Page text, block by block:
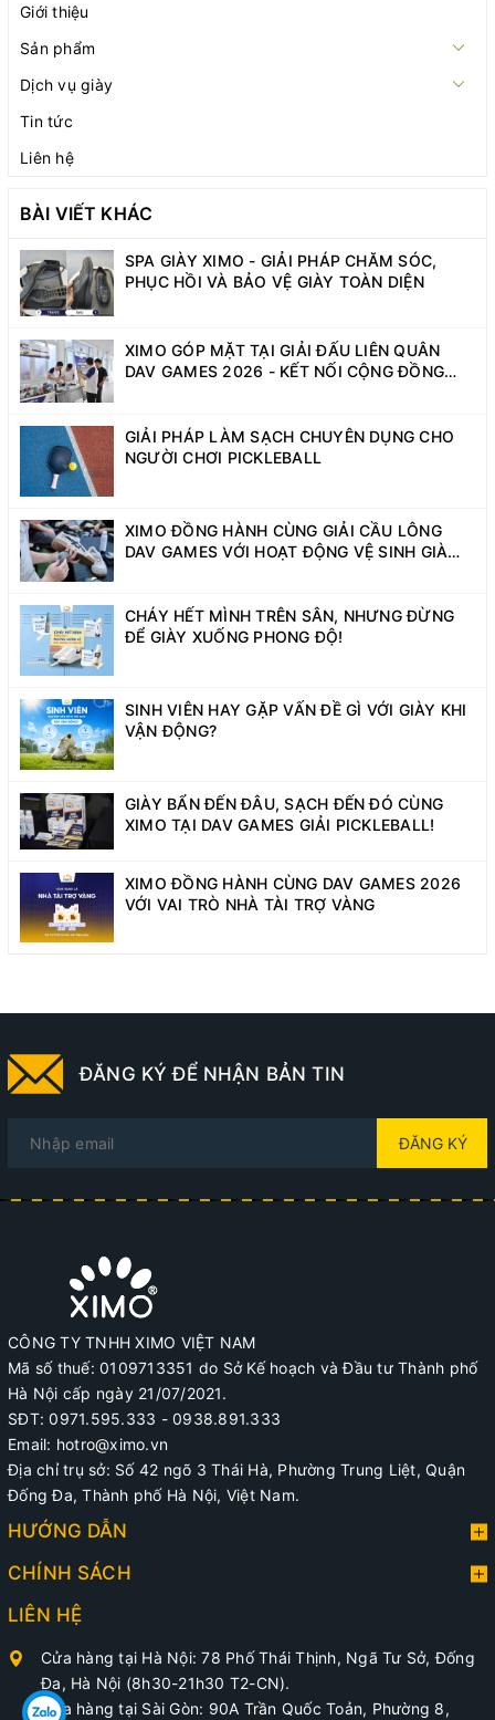
Giới thiệu
Sản phẩm
Dịch vụ giày
Tin tức
Liên hệ
BÀI VIẾT KHÁC
SPA GIÀY XIMO - GIẢI PHÁP CHĂM SÓC,
PHỤC HỒI VÀ BẢO VỆ GIÀY TOÀN DIỆN
XIMO GÓP MẶT TẠI GIẢI ĐẤU LIÊN QUÂN
DAV GAMES 2026 - KẾT NỐI CỘNG ĐỒNG
GIẢI PHÁP LÀM SẠCH CHUYÊN DỤNG CHO
NGƯỜI CHƠI PICKLEBALL
XIMO ĐỒNG HÀNH CÙNG GIẢI CẦU LÔNG
DAV GAMES VỚI HOẠT ĐỘNG VỆ SINH GIÀY
CHÁY HẾT MÌNH TRÊN SÂN, NHƯNG ĐỪNG
ĐỂ GIÀY XUỐNG PHONG ĐỘ!
SINH VIÊN HAY GẶP VẤN ĐỀ GÌ VỚI GIÀY KHI
VẬN ĐỘNG?
GIÀY BẨN ĐẾN ĐÂU, SẠCH ĐẾN ĐÓ CÙNG
XIMO TẠI DAV GAMES GIẢI PICKLEBALL!
XIMO ĐỒNG HÀNH CÙNG DAV GAMES 2026
VỚI VAI TRÒ NHÀ TÀI TRỢ VÀNG
ĐĂNG KÝ ĐỂ NHẬN BẢN TIN
ĐĂNG KÝ
CÔNG TY TNHH XIMO VIỆT NAM
Mã số thuế: 0109713351 do Sở Kế hoạch và Đầu tư Thành phố
Hà Nội cấp ngày 21/07/2021.
SĐT: 0971.595.333 - 0938.891.333
Email: hotro@ximo.vn
Địa chỉ trụ sở: Số 42 ngõ 3 Thái Hà, Phường Trung Liệt, Quận
Đống Đa, Thành phố Hà Nội, Việt Nam.
HƯỚNG DẪN
CHÍNH SÁCH
LIÊN HỆ
Cửa hàng tại Hà Nội: 78 Phố Thái Thịnh, Ngã Tư Sở, Đống
Đa, Hà Nội (8h30-21h30 T2-CN).
Cửa hàng tại Sài Gòn: 90A Trần Quốc Toản, Phường 8,